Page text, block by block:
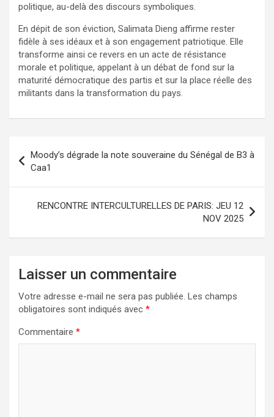
politique, au-delà des discours symboliques.
En dépit de son éviction, Salimata Dieng affirme rester
fidèle à ses idéaux et à son engagement patriotique. Elle
transforme ainsi ce revers en un acte de résistance
morale et politique, appelant à un débat de fond sur la
maturité démocratique des partis et sur la place réelle des
militants dans la transformation du pays.
Moody’s dégrade la note souveraine du Sénégal de B3 à
Caa1
RENCONTRE INTERCULTURELLES DE PARIS: JEU 12
NOV 2025
Laisser un commentaire
Votre adresse e-mail ne sera pas publiée. Les champs
obligatoires sont indiqués avec *
Commentaire *